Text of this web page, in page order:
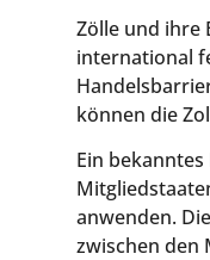
Zölle und ihre
international
können die
Ein
anwenden.
zwischen den